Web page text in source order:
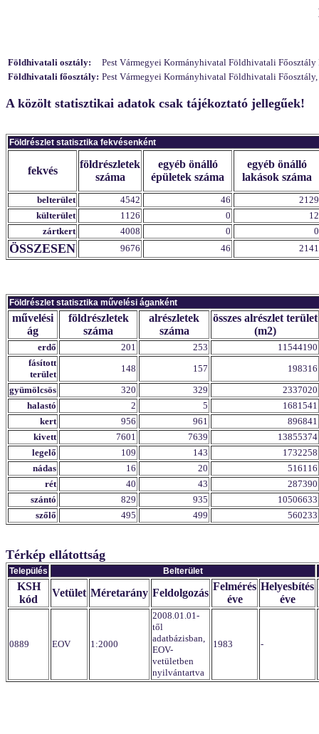
Földhivatali osztály:
Pest Vármegyei Kormányhivatal Földhivatali
Földhivatali főosztály: Pest Vármegyei Kormányhivatal Földhivatali
A közölt statisztikai adatok csak tájékoztató jellegűek!
Földrészlet statisztika fekvésenként
fekvés
földrészletek
száma
egyéb önálló
épületek száma
egyéb önálló
lakások száma
belterület 4542 46
2129
külterület
1126 0
12
zártkert
4008 0 0
ÖSSZESEN 9676 46 2141
Földrészlet statisztika művelési áganként
művelési
ág
földrészletek
száma
alrészletek
száma
összes alrészlet terület
(m2)
erdő 201 253
11544190
fásított
terület
148 157
198316
gyümölcsös
320 329
2337020
halastó
2 5
1681541
kert
956 961
896841
kivett
7601 7639
13855374
legelő
109 143
1732258
nádas
16 20
516116
rét
40 43
287390
szántó
829 935
10506633
szőlő
495 499 560233
Térkép ellátottság
Település Belterület
KSH
kód
Vetület Méretarány Feldolgozás
Felmérés
éve
Helyesbítés
éve
0889 EOV 1:2000
2008.01.01-
től
adatbázisban,
EOV-
vetületben
nyilvántartva
1983 -